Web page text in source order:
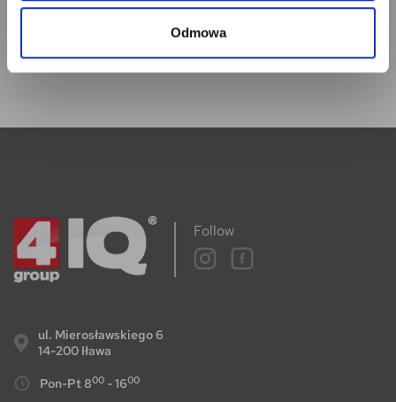
Odmowa
informacji handlowych drogą elektroniczną.
Follow
ul. Mierosławskiego 6
14-200 Iława
Pon-Pt 800 - 1600